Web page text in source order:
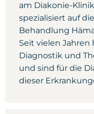
am Diakonie-
spezialisiert auf
Behandlung
Seit vielen
Diagnostik und
und sind für die
dieser